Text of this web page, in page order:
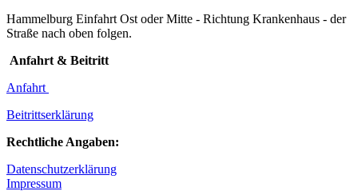
Hammelburg Einfahrt Ost oder Mitte - Richtung Krankenhaus - der
Straße nach oben folgen.
Anfahrt & Beitritt
Anfahrt
Beitrittserklärung
Rechtliche Angaben:
Datenschutzerklärung
Impressum